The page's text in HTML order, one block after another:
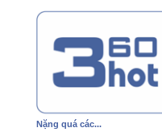
Nặng quá các...